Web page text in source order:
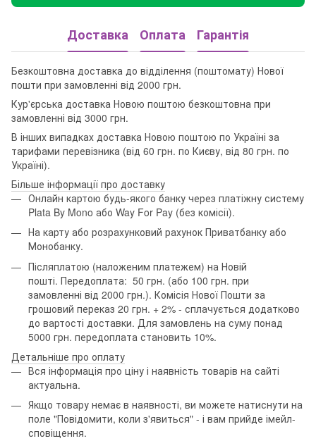
Доставка Оплата Гарантія
Безкоштовна доставка до відділення (поштомату) Нової
пошти при замовленні від 2000 грн.
Кур'єрська доставка Новою поштою безкоштовна при
замовленні від 3000 грн.
В інших випадках доставка Новою поштою по Україні за
тарифами перевізника (від 60 грн. по Києву, від 80 грн. по
Україні).
Більше інформації про доставку
Онлайн картою будь-якого банку через платіжну систему
Plata By Mono або Way For Pay (без комісії).
На карту або розрахунковий рахунок Приватбанку або
Монобанку.
Післяплатою (наложеним платежем) на Новій
пошті. Передоплата: 50 грн. (або 100 грн. при
замовленні від 2000 грн.). Комісія Нової Пошти за
грошовий переказ 20 грн. + 2% - сплачується додатково
до вартості доставки. Для замовлень на суму понад
5000 грн. передоплата становить 10%.
Детальніше про оплату
Вся інформація про ціну і наявність товарів на сайті
актуальна.
Якщо товару немає в наявності, ви можете натиснути на
поле "Повідомити, коли з'явиться" - і вам прийде імейл-
сповіщення.